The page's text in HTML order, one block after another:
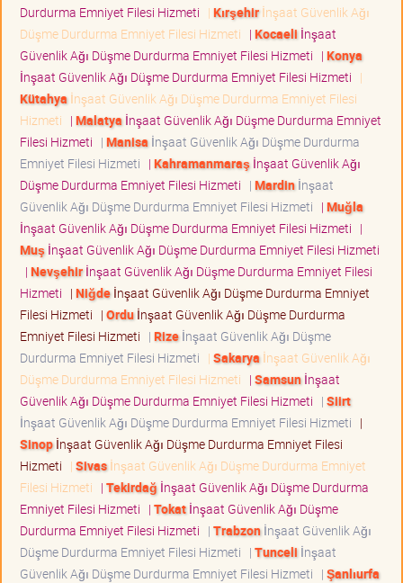
Durdurma Emniyet Filesi Hizmeti | Kırşehirİnşaat Güvenlik Ağı
Düşme Durdurma Emniyet Filesi Hizmeti | Kocaeli İnşaat
Güvenlik Ağı Düşme Durdurma Emniyet Filesi Hizmeti | Konya
İnşaat Güvenlik Ağı Düşme Durdurma Emniyet Filesi Hizmeti |
Kütahya İnşaat Güvenlik Ağı Düşme Durdurma Emniyet Filesi
Hizmeti | Malatya İnşaat Güvenlik Ağı Düşme Durdurma Emniyet
Filesi Hizmeti | Manisa İnşaat Güvenlik Ağı Düşme Durdurma
Emniyet Filesi Hizmeti | Kahramanmaraş İnşaat Güvenlik Ağı
Düşme Durdurma Emniyet Filesi Hizmeti | Mardinİnşaat
Güvenlik Ağı Düşme Durdurma Emniyet Filesi Hizmeti | Muğla
İnşaat Güvenlik Ağı Düşme Durdurma Emniyet Filesi Hizmeti |
Muş İnşaat Güvenlik Ağı Düşme Durdurma Emniyet Filesi Hizmeti
| Nevşehirİnşaat Güvenlik Ağı Düşme Durdurma Emniyet Filesi
Hizmeti | Niğdeİnşaat Güvenlik Ağı Düşme Durdurma Emniyet
Filesi Hizmeti | Orduİnşaat Güvenlik Ağı Düşme Durdurma
Emniyet Filesi Hizmeti | Rizeİnşaat Güvenlik Ağı Düşme
Durdurma Emniyet Filesi Hizmeti | Sakarya İnşaat Güvenlik Ağı
Düşme Durdurma Emniyet Filesi Hizmeti | Samsunİnşaat
Güvenlik Ağı Düşme Durdurma Emniyet Filesi Hizmeti | Siirt
İnşaat Güvenlik Ağı Düşme Durdurma Emniyet Filesi Hizmeti |
Sinopİnşaat Güvenlik Ağı Düşme Durdurma Emniyet Filesi
Hizmeti | Sivasİnşaat Güvenlik Ağı Düşme Durdurma Emniyet
Filesi Hizmeti | Tekirdağ İnşaat Güvenlik Ağı Düşme Durdurma
Emniyet Filesi Hizmeti | Tokatİnşaat Güvenlik Ağı Düşme
Durdurma Emniyet Filesi Hizmeti | Trabzonİnşaat Güvenlik Ağı
Düşme Durdurma Emniyet Filesi Hizmeti | Tunceli İnşaat
Güvenlik Ağı Düşme Durdurma Emniyet Filesi Hizmeti | Şanlıurfa